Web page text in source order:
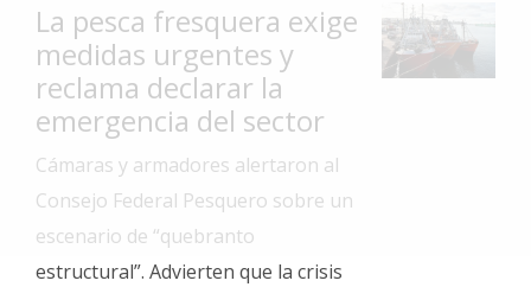
Policiales
Cartelera
Fotos
de
Familia
Fúnebres
La pesca fresquera exige
medidas urgentes y
reclama declarar la
emergencia del sector
Cámaras y armadores alertaron al
Consejo Federal Pesquero sobre un
escenario de “quebranto
estructural”. Advierten que la crisis